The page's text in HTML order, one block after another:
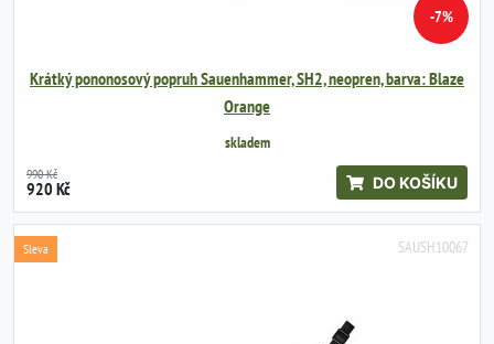
-7%
Krátký pononosový popruh Sauenhammer, SH2, neopren, barva: Blaze
Orange
skladem
990 Kč
920 Kč DO KOŠÍKU
SAUSH10067
Sleva